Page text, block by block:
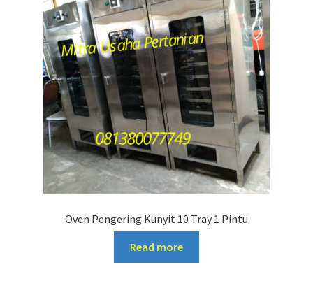
Oven Pengering Kunyit 10 Tray 1 Pintu
Read more